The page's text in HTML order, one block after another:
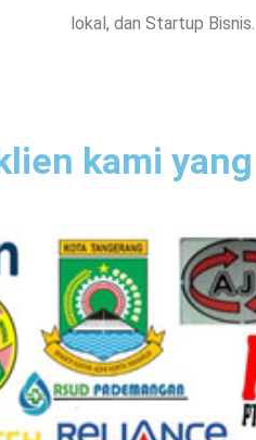
lokal, dan Startup Bisnis.
kami